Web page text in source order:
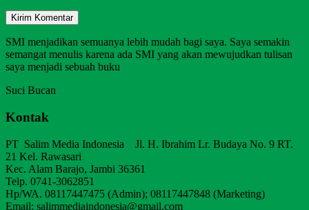
SMI menjadikan semuanya lebih mudah bagi saya. Saya semakin
semangat menulis karena ada SMI yang akan mewujudkan tulisan
saya menjadi sebuah buku
Suci Bucan
Kontak
PT Salim Media Indonesia Jl. H. Ibrahim Lr. Budaya No. 9 RT.
21 Kel. Rawasari
Kec. Alam Barajo, Jambi 36361
Telp. 0741-3062851
Hp/WA. 08117447475 (Admin); 08117447848 (Marketing)
Email: salimmediaindonesia@gmail.com